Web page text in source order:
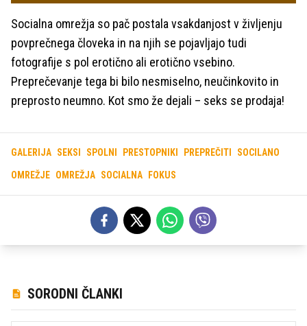
Socialna omrežja so pač postala vsakdanjost v življenju
povprečnega človeka in na njih se pojavljajo tudi
fotografije s pol erotično ali erotično vsebino.
Preprečevanje tega bi bilo nesmiselno, neučinkovito in
preprosto neumno. Kot smo že dejali – seks se prodaja!
GALERIJA SEKSI SPOLNI PRESTOPNIKI PREPREČITI SOCILANO
OMREŽJE OMREŽJA SOCIALNA FOKUS
SORODNI ČLANKI